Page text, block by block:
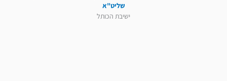
שליט"א
ישיבת הכותל